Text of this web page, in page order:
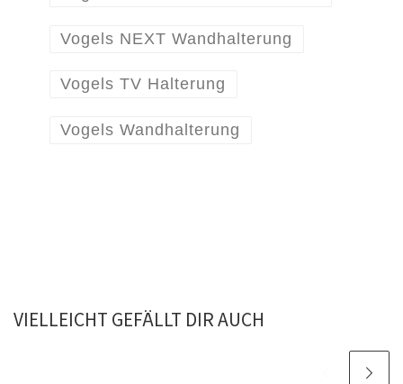
Vogels NEXT Wandhalterung
Vogels TV Halterung
Vogels Wandhalterung
VIELLEICHT GEFÄLLT DIR AUCH